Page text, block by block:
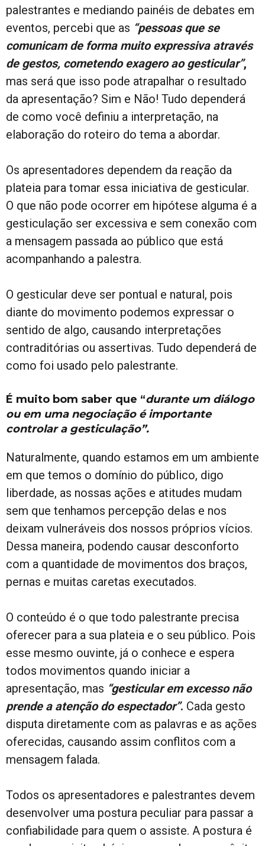
palestrantes e mediando painéis de debates em
eventos, percebi que as “pessoas que se
comunicam de forma muito expressiva através
de gestos, cometendo exagero ao gesticular”,
mas será que isso pode atrapalhar o resultado
da apresentação? Sim e Não! Tudo dependerá
de como você definiu a interpretação, na
elaboração do roteiro do tema a abordar.
Os apresentadores dependem da reação da
plateia para tomar essa iniciativa de gesticular.
O que não pode ocorrer em hipótese alguma é a
gesticulação ser excessiva e sem conexão com
a mensagem passada ao público que está
acompanhando a palestra.
O gesticular deve ser pontual e natural, pois
diante do movimento podemos expressar o
sentido de algo, causando interpretações
contraditórias ou assertivas. Tudo dependerá de
como foi usado pelo palestrante.
É muito bom saber que “durante um diálogo
ou em uma negociação é importante
controlar a gesticulação”.
Naturalmente, quando estamos em um ambiente
em que temos o domínio do público, digo
liberdade, as nossas ações e atitudes mudam
sem que tenhamos percepção delas e nos
deixam vulneráveis dos nossos próprios vícios.
Dessa maneira, podendo causar desconforto
com a quantidade de movimentos dos braços,
pernas e muitas caretas executados.
O conteúdo é o que todo palestrante precisa
oferecer para a sua plateia e o seu público. Pois
esse mesmo ouvinte, já o conhece e espera
todos movimentos quando iniciar a
apresentação, mas “gesticular em excesso não
prende a atenção do espectador”. Cada gesto
disputa diretamente com as palavras e as ações
oferecidas, causando assim conflitos com a
mensagem falada.
Todos os apresentadores e palestrantes devem
desenvolver uma postura peculiar para passar a
confiabilidade para quem o assiste. A postura é